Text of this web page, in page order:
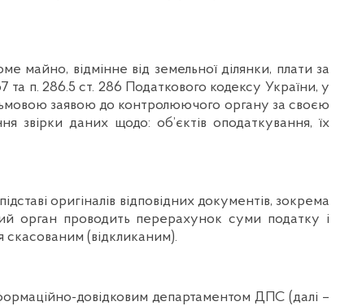
майно, відмінне від земельної ділянки, плати за
та п. 286.5 ст. 286 Податкового кодексу України, у
заявою до контролюючого органу за своєю
звірки даних щодо: об’єктів оподаткування, їх
оригіналів відповідних документів, зокрема
орган проводить перерахунок суми податку і
(відкликаним).
довідковим департаментом ДПС (далі –